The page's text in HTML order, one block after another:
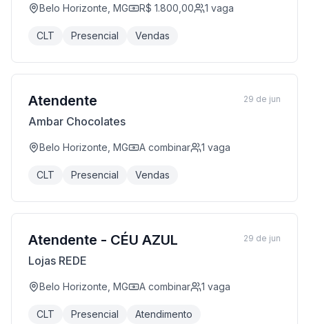
Belo Horizonte, MG R$ 1.800,00 1 vaga
CLT Presencial Vendas
Atendente
Ambar Chocolates
Belo Horizonte, MG A combinar 1 vaga
CLT Presencial Vendas
29 de jun
Atendente - CÉU AZUL
Lojas REDE
Belo Horizonte, MG A combinar 1 vaga
CLT Presencial Atendimento
29 de jun